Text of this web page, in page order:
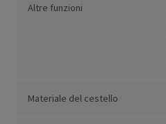
Altre funzioni
Materiale del cestello